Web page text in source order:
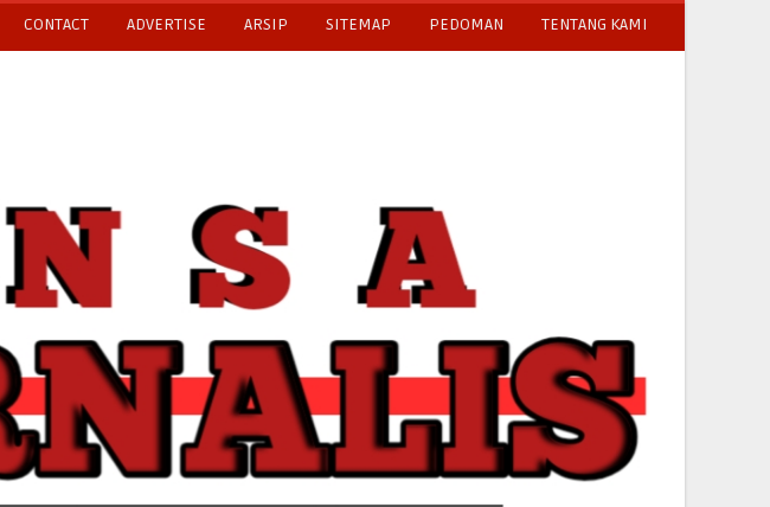
CONTACT ADVERTISE ARSIP SITEMAP PEDOMAN TENTANG KAMI